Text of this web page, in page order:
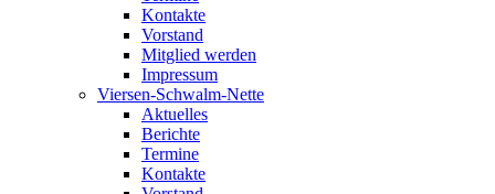
Kontakte
Vorstand
Mitglied werden
Impressum
Viersen-Schwalm-Nette
Aktuelles
Berichte
Termine
Kontakte